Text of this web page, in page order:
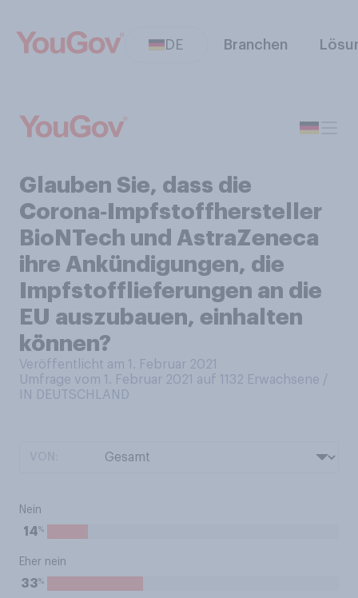
DE Branchen
Glauben Sie, dass die
Corona‑Impfstoffhersteller
BioNTech und AstraZeneca
ihre Ankündigungen, die
Impfstofflieferungen an die
EU auszubauen, einhalten
können?
Veröffentlicht am 1. Februar 2021
Umfrage vom 1. Februar 2021 auf 1132 Erwachsene /
IN DEUTSCHLAND
Nein
14%
Eher nein
33%